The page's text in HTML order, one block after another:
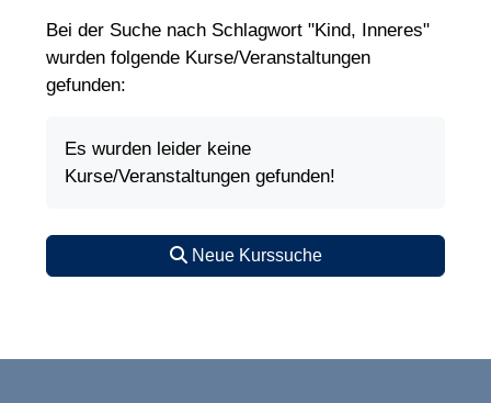
Bei der Suche nach Schlagwort "Kind, Inneres"
wurden folgende Kurse/Veranstaltungen
gefunden:
Es wurden leider keine
Kurse/Veranstaltungen gefunden!
Neue Kurssuche